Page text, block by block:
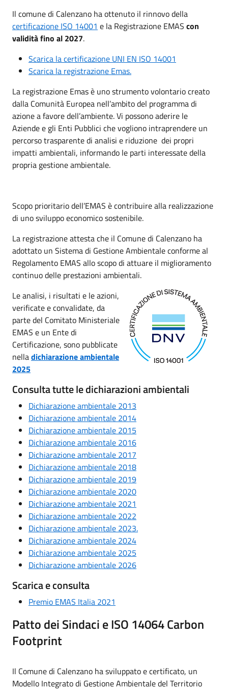
Il comune di Calenzano ha ottenuto il rinnovo della
certificazione ISO 14001 e la Registrazione EMAS con
validità fino al 2027.
Scarica la certificazione UNI EN ISO 14001
Scarica la registrazione Emas.
La registrazione Emas è uno strumento volontario creato
dalla Comunità Europea nell’ambito del programma di
azione a favore dell’ambiente. Vi possono aderire le
Aziende e gli Enti Pubblici che vogliono intraprendere un
percorso trasparente di analisi e riduzione dei propri
impatti ambientali, informando le parti interessate della
propria gestione ambientale.
Scopo prioritario dell’EMAS è contribuire alla realizzazione
di uno sviluppo economico sostenibile.
La registrazione attesta che il Comune di Calenzano ha
adottato un Sistema di Gestione Ambientale conforme al
Regolamento EMAS allo scopo di attuare il miglioramento
continuo delle prestazioni ambientali.
Le analisi, i risultati e le azioni,
verificate e convalidate, da
parte del Comitato Ministeriale
EMAS e un Ente di
Certificazione, sono pubblicate
nelladichiarazione ambientale
2025
Consulta tutte le dichiarazioni ambientali
Dichiarazione ambientale 2013
Dichiarazione ambientale 2014
Dichiarazione ambientale 2015
Dichiarazione ambientale 2016
Dichiarazione ambientale 2017
Dichiarazione ambientale 2018
Dichiarazione ambientale 2019
Dichiarazione ambientale 2020
Dichiarazione ambientale 2021
Dichiarazione ambientale 2022
Dichiarazione ambientale 2023.
Dichiarazione ambientale 2024
Dichiarazione ambientale 2025
Dichiarazione ambientale 2026
Scarica e consulta
Premio EMAS Italia 2021
Patto dei Sindaci e ISO 14064 Carbon
Footprint
Il Comune di Calenzano ha sviluppato e certificato, un
Modello Integrato di Gestione Ambientale del Territorio